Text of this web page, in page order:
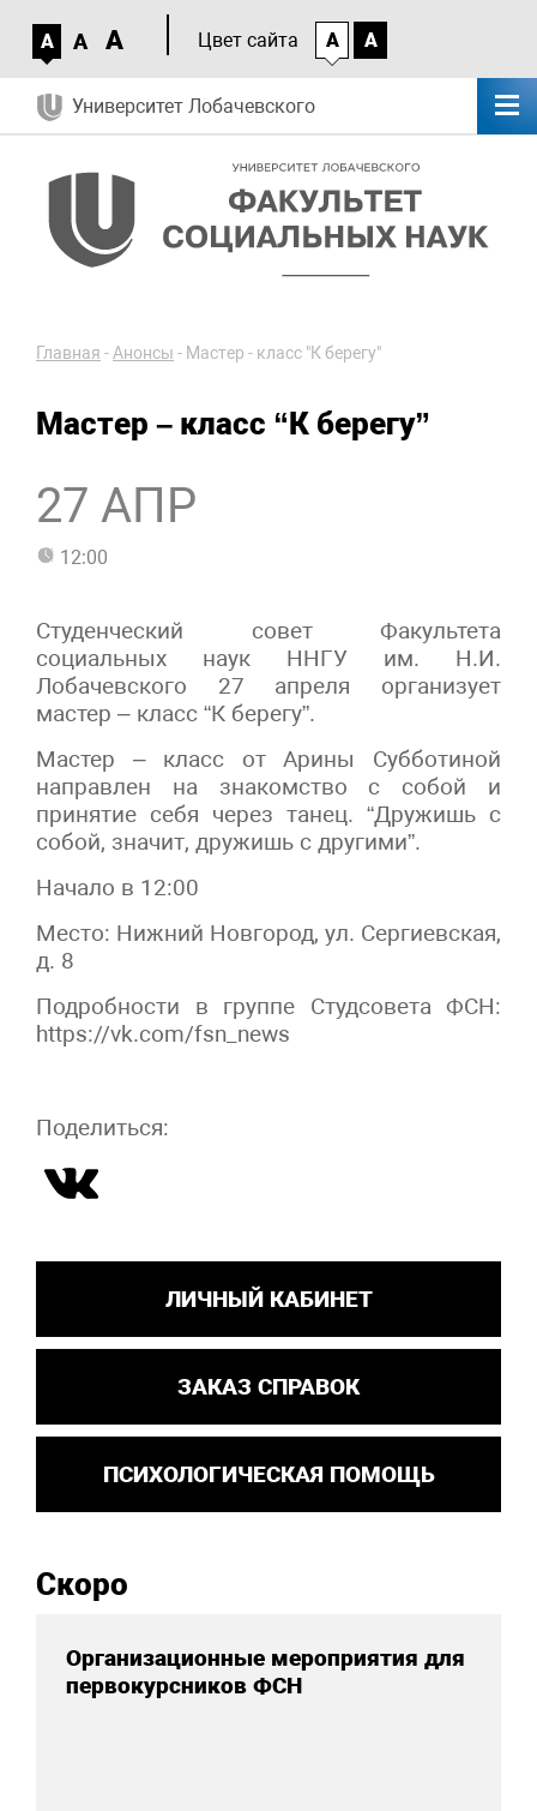
A A A Цвет сайта A A
Университет Лобачевского
Главная -Анонсы - Мастер - класс "К берегу"
Мастер – класс “К берегу”
27 АПР
12:00
Студенческий совет Факультета
социальных наук ННГУ им. Н.И.
Лобачевского 27 апреля организует
мастер – класс “К берегу”.
Мастер – класс от Арины Субботиной
направлен на знакомство с собой и
принятие себя через танец. “Дружишь с
собой, значит, дружишь с другими”.
Начало в 12:00
Место: Нижний Новгород, ул. Сергиевская,
д. 8
Подробности в группе Студсовета ФСН:
https://vk.com/fsn_news
Поделиться:
ЛИЧНЫЙ КАБИНЕТ
ЗАКАЗ СПРАВОК
ПСИХОЛОГИЧЕСКАЯ ПОМОЩЬ
Скоро
Организационные мероприятия для
первокурсников ФСН